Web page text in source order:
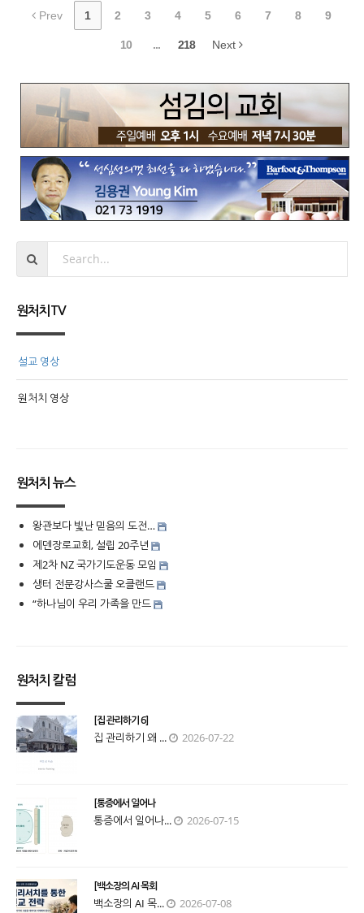
Prev 1 2 3 4 5 6 7 8 9
10 ... 218 Next
원처치TV
설교 영상
원처치 영상
원처치 뉴스
왕관보다 빛난 믿음의 도전…
에덴장로교회, 설립 20주년
제2차 NZ 국가기도운동 모임
생터 전문강사스쿨 오클랜드
“하나님이 우리 가족을 만드
원처치 칼럼
[집 관리하기 6]
집 관리하기 왜 ... 2026-07-22
[통증에서 일어나
통증에서 일어나... 2026-07-15
[백소장의 AI 목회
백소장의 AI 목... 2026-07-08